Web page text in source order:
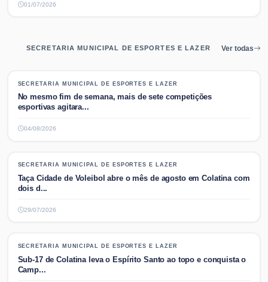
01/07/2026
SECRETARIA MUNICIPAL DE ESPORTES E LAZER Ver todas
SECRETARIA MUNICIPAL DE ESPORTES E LAZER
SECRETARIA MUNICIPAL DE ESPORTES E LAZER
No mesmo fim de semana, mais de sete competições
esportivas agitara...
04/08/2026
SECRETARIA MUNICIPAL DE ESPORTES E LAZER
SECRETARIA MUNICIPAL DE ESPORTES E LAZER
Taça Cidade de Voleibol abre o mês de agosto em Colatina com
dois d...
29/07/2026
SECRETARIA MUNICIPAL DE ESPORTES E LAZER
SECRETARIA MUNICIPAL DE ESPORTES E LAZER
Sub-17 de Colatina leva o Espírito Santo ao topo e conquista o
Camp...